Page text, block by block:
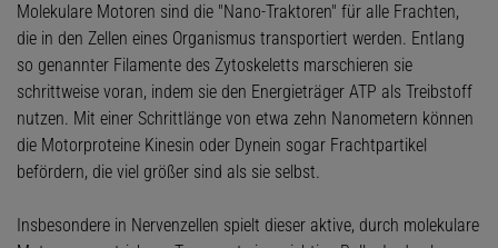
Molekulare Motoren sind die "Nano-Traktoren" für alle Frachten,
die in den Zellen eines Organismus transportiert werden. Entlang
so genannter Filamente des Zytoskeletts marschieren sie
schrittweise voran, indem sie den Energieträger ATP als Treibstoff
nutzen. Mit einer Schrittlänge von etwa zehn Nanometern können
die Motorproteine Kinesin oder Dynein sogar Frachtpartikel
befördern, die viel größer sind als sie selbst.
Insbesondere in Nervenzellen spielt dieser aktive, durch molekulare